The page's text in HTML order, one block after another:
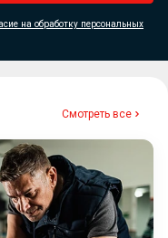
на обработку персональных
Смотреть все